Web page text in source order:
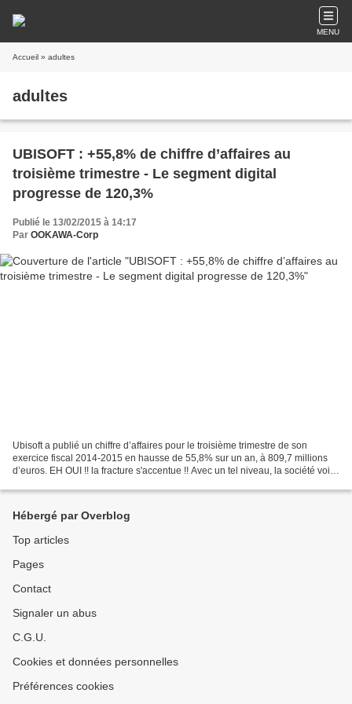
MENU
Accueil » adultes
adultes
UBISOFT : +55,8% de chiffre d’affaires au
troisième trimestre - Le segment digital
progresse de 120,3%
Publié le 13/02/2015 à 14:17
Par OOKAWA-Corp
Ubisoft a publié un chiffre d’affaires pour le troisième trimestre de son
exercice fiscal 2014-2015 en hausse de 55,8% sur un an, à 809,7 millions
d’euros. EH OUI !! la fracture s'accentue !! Avec un tel niveau, la société voit
Hébergé par Overblog
Top articles
Pages
Contact
Signaler un abus
C.G.U.
Cookies et données personnelles
Préférences cookies